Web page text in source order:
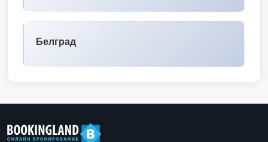
Белград